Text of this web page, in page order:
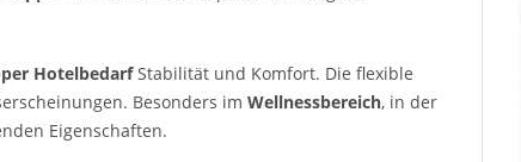
HotelbedarfStabilität und Komfort. Die flexible
Besonders im Wellnessbereich, in der
Eigenschaften.